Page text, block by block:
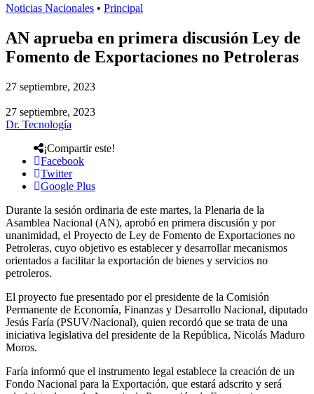
Noticias Nacionales • Principal
AN aprueba en primera discusión Ley de
Fomento de Exportaciones no Petroleras
27 septiembre, 2023
27 septiembre, 2023
Dr. Tecnología
¡Compartir este!
Facebook
Twitter
Google Plus
Durante la sesión ordinaria de este martes, la Plenaria de la
Asamblea Nacional (AN), aprobó en primera discusión y por
unanimidad, el Proyecto de Ley de Fomento de Exportaciones no
Petroleras, cuyo objetivo es establecer y desarrollar mecanismos
orientados a facilitar la exportación de bienes y servicios no
petroleros.
El proyecto fue presentado por el presidente de la Comisión
Permanente de Economía, Finanzas y Desarrollo Nacional, diputado
Jesús Faría (PSUV/Nacional), quien recordó que se trata de una
iniciativa legislativa del presidente de la República, Nicolás Maduro
Moros.
Faría informó que el instrumento legal establece la creación de un
Fondo Nacional para la Exportación, que estará adscrito y será